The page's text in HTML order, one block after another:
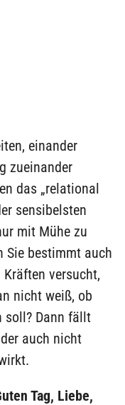
einander
zueinander
das „relational
sensibelsten
mit Mühe zu
Sie bestimmt auch
versucht,
nicht weiß, ob
soll? Dann fällt
auch nicht
Tag, Liebe,